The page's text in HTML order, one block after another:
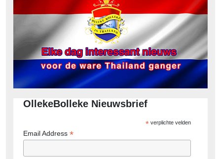
OllekeBolleke Nieuwsbrief
*verplichte velden
Email Address *